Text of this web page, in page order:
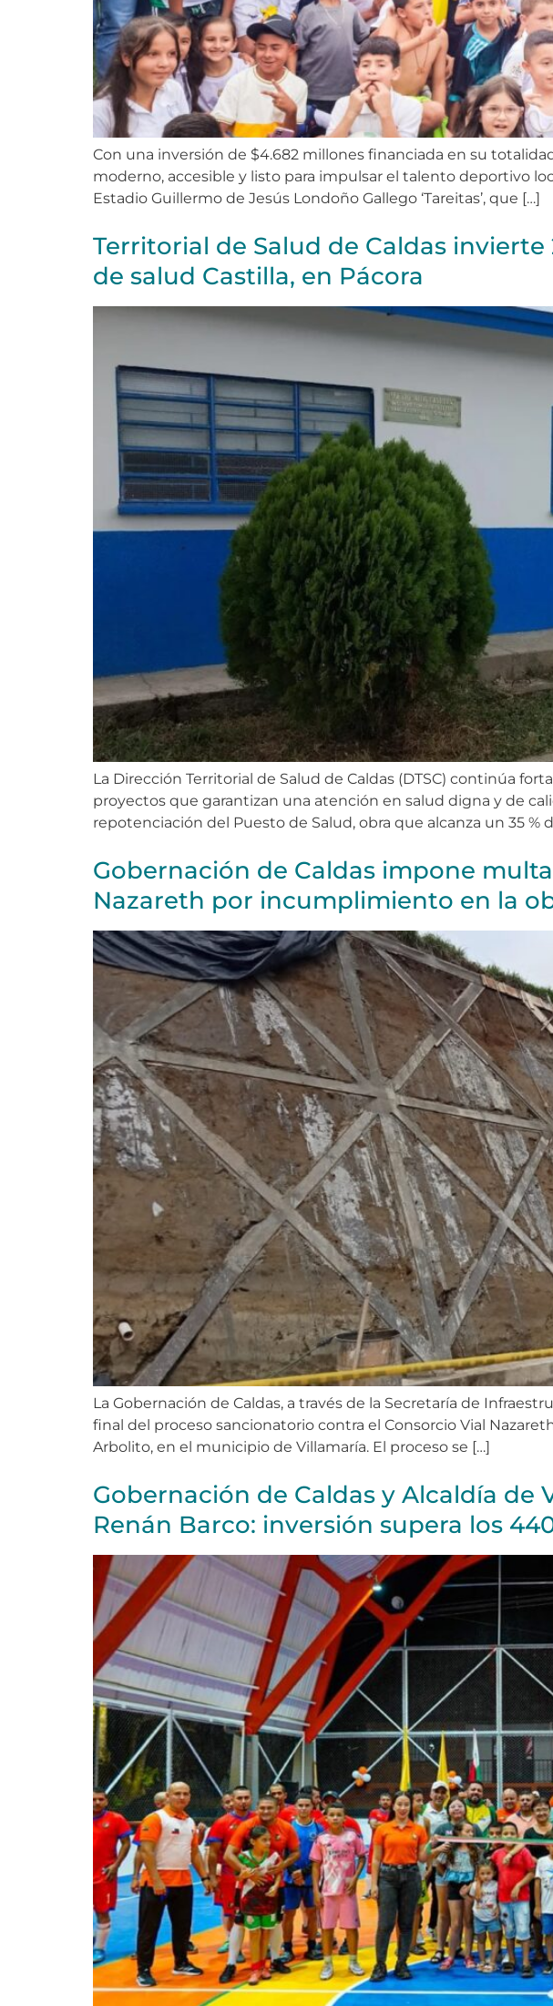
Con una inversión de $4.682 millones financiada en su
moderno, accesible y listo para impulsar el talento deportivo
Estadio Guillermo de Jesús Londoño Gallego ‘Tareitas’, que […]
Territorial de Salud de Caldas
de salud Castilla, en Pácora
La Dirección Territorial de Salud de Caldas (DTSC) continúa
proyectos que garantizan una atención en salud digna y de
repotenciación del Puesto de Salud, obra que alcanza un 35 %
Gobernación de Caldas impone
Nazareth por incumplimiento en la
La Gobernación de Caldas, a través de la Secretaría de
final del proceso sancionatorio contra el Consorcio Vial
Arbolito, en el municipio de Villamaría. El proceso se […]
Gobernación de Caldas y Alcaldía
Renán Barco: inversión supera los